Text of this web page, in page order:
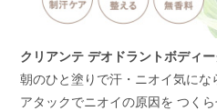
クリアンテ デオドラントボディ
朝のひと塗りで汗・ニオイ気に
アタックで